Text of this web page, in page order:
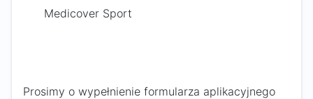
Medicover Sport
Prosimy o wypełnienie formularza aplikacyjnego